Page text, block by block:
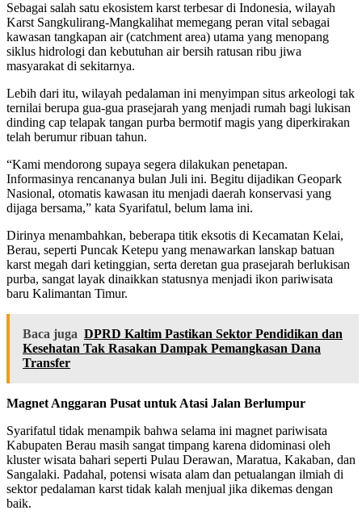
Sebagai salah satu ekosistem karst terbesar di Indonesia, wilayah
Karst Sangkulirang-Mangkalihat memegang peran vital sebagai
kawasan tangkapan air (catchment area) utama yang menopang
siklus hidrologi dan kebutuhan air bersih ratusan ribu jiwa
masyarakat di sekitarnya.
Lebih dari itu, wilayah pedalaman ini menyimpan situs arkeologi tak
ternilai berupa gua-gua prasejarah yang menjadi rumah bagi lukisan
dinding cap telapak tangan purba bermotif magis yang diperkirakan
telah berumur ribuan tahun.
“Kami mendorong supaya segera dilakukan penetapan.
Informasinya rencananya bulan Juli ini. Begitu dijadikan Geopark
Nasional, otomatis kawasan itu menjadi daerah konservasi yang
dijaga bersama,” kata Syarifatul, belum lama ini.
Dirinya menambahkan, beberapa titik eksotis di Kecamatan Kelai,
Berau, seperti Puncak Ketepu yang menawarkan lanskap batuan
karst megah dari ketinggian, serta deretan gua prasejarah berlukisan
purba, sangat layak dinaikkan statusnya menjadi ikon pariwisata
baru Kalimantan Timur.
Baca juga DPRD Kaltim Pastikan Sektor Pendidikan dan
Kesehatan Tak Rasakan Dampak Pemangkasan Dana
Transfer
Magnet Anggaran Pusat untuk Atasi Jalan Berlumpur
Syarifatul tidak menampik bahwa selama ini magnet pariwisata
Kabupaten Berau masih sangat timpang karena didominasi oleh
kluster wisata bahari seperti Pulau Derawan, Maratua, Kakaban, dan
Sangalaki. Padahal, potensi wisata alam dan petualangan ilmiah di
sektor pedalaman karst tidak kalah menjual jika dikemas dengan
baik.